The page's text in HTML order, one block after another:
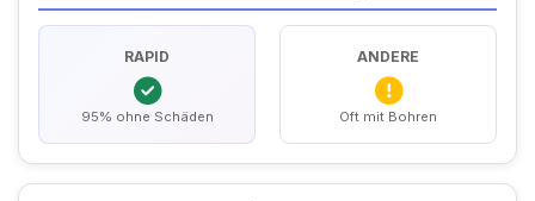
RAPID
95% ohne Schäden
ANDERE
Oft mit Bohren